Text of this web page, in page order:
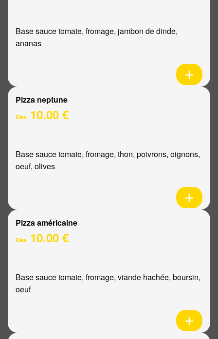
Base sauce tomate, fromage, jambon de dinde,
ananas
Pizza neptune
Dès 10.00 €
Base sauce tomate, fromage, thon, poivrons, oignons,
oeuf, olives
Pizza américaine
Dès 10.00 €
Base sauce tomate, fromage, viande hachée, boursin,
oeuf